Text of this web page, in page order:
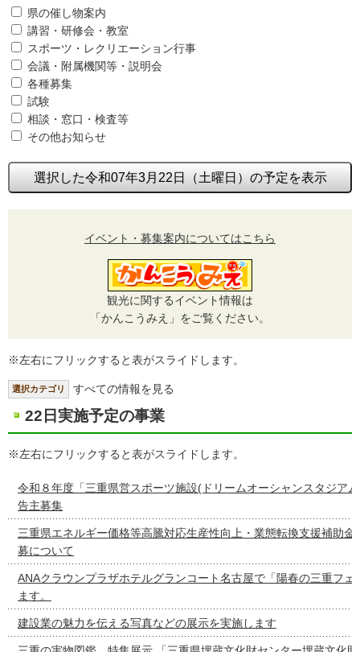
県の催し物案内
講習・研修会・教室
スポーツ・レクリエーション行事
会議・附属機関等・説明会
各種募集
試験
相談・窓口・検査等
その他お知らせ
選択した令和07年3月22日（土曜日）の予定を表示
イベント・募集案内についてはこちら
観光に関するイベント情報は
「かんこうみえ」をご覧ください。
※左右にフリックすると表がスライドします。
選択カテゴリ すべての情報を見る
22日実施予定の事業
※左右にフリックすると表がスライドします。
令和８年度「三重県営スポーツ施設(ドリームオーシャンスタジア
告主募集
三重県エネルギー価格等高騰対応生産性向上・業態転換支援補助金
募について
ANAクラウンプラザホテルグランコート名古屋で「陽春の三重フェ
ます。
建設業の魅力を伝える写真などの展示を実施します